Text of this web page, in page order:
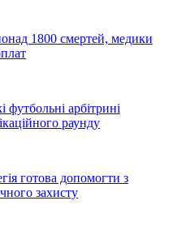
1800 смертей, медики
футбольні арбітрині
раунду
готова допомогти з
захисту